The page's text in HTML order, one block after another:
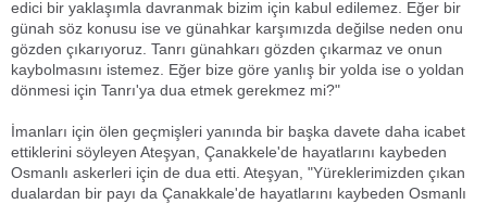
edici bir yaklaşımla davranmak bizim için kabul edilemez. Eğer bir
günah söz konusu ise ve günahkar karşımızda değilse neden onu
gözden çıkarıyoruz. Tanrı günahkarı gözden çıkarmaz ve onun
kaybolmasını istemez. Eğer bize göre yanlış bir yolda ise o yoldan
dönmesi için Tanrı'ya dua etmek gerekmez mi?"
İmanları için ölen geçmişleri yanında bir başka davete daha icabet
ettiklerini söyleyen Ateşyan, Çanakkele'de hayatlarını kaybeden
Osmanlı askerleri için de dua etti. Ateşyan, "Yüreklerimizden çıkan
dualardan bir payı da Çanakkale'de hayatlarını kaybeden Osmanlı